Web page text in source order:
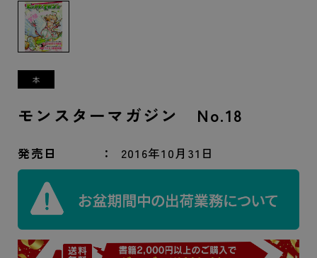
モンスターマガジン No.18
発売日 2016年10月31日